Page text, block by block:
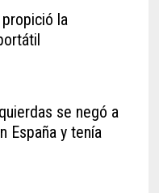
la
se negó a
España y tenía